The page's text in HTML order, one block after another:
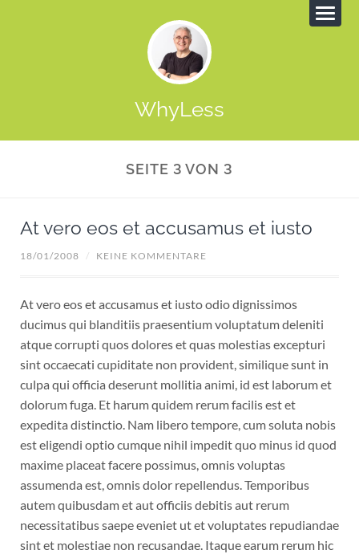
WhyLess
SEITE 3 VON 3
At vero eos et accusamus et iusto
18/01/2008 / KEINE KOMMENTARE
At vero eos et accusamus et iusto odio dignissimos
ducimus qui blanditiis praesentium voluptatum deleniti
atque corrupti quos dolores et quas molestias excepturi
sint occaecati cupiditate non provident, similique sunt in
culpa qui officia deserunt mollitia animi, id est laborum et
dolorum fuga. Et harum quidem rerum facilis est et
expedita distinctio. Nam libero tempore, cum soluta nobis
est eligendi optio cumque nihil impedit quo minus id quod
maxime placeat facere possimus, omnis voluptas
assumenda est, omnis dolor repellendus. Temporibus
autem quibusdam et aut officiis debitis aut rerum
necessitatibus saepe eveniet ut et voluptates repudiandae
sint et molestiae non recusandae. Itaque earum rerum hic